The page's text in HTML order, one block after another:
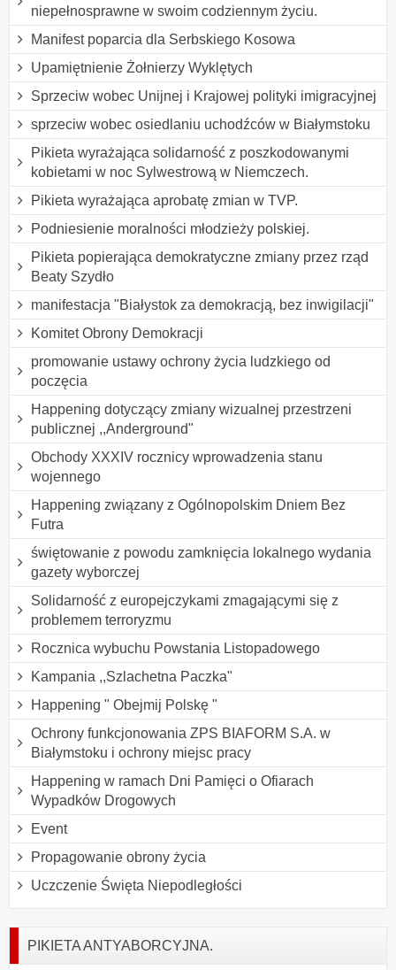
niepełnosprawne w swoim codziennym życiu.
Manifest poparcia dla Serbskiego Kosowa
Upamiętnienie Żołnierzy Wyklętych
Sprzeciw wobec Unijnej i Krajowej polityki imigracyjnej
sprzeciw wobec osiedlaniu uchodźców w Białymstoku
Pikieta wyrażająca solidarność z poszkodowanymi
kobietami w noc Sylwestrową w Niemczech.
Pikieta wyrażająca aprobatę zmian w TVP.
Podniesienie moralności młodzieży polskiej.
Pikieta popierająca demokratyczne zmiany przez rząd
Beaty Szydło
manifestacja "Białystok za demokracją, bez inwigilacji"
Komitet Obrony Demokracji
promowanie ustawy ochrony życia ludzkiego od
poczęcia
Happening dotyczący zmiany wizualnej przestrzeni
publicznej ,,Anderground"
Obchody XXXIV rocznicy wprowadzenia stanu
wojennego
Happening związany z Ogólnopolskim Dniem Bez
Futra
świętowanie z powodu zamknięcia lokalnego wydania
gazety wyborczej
Solidarność z europejczykami zmagającymi się z
problemem terroryzmu
Rocznica wybuchu Powstania Listopadowego
Kampania ,,Szlachetna Paczka"
Happening " Obejmij Polskę "
Ochrony funkcjonowania ZPS BIAFORM S.A. w
Białymstoku i ochrony miejsc pracy
Happening w ramach Dni Pamięci o Ofiarach
Wypadków Drogowych
Event
Propagowanie obrony życia
Uczczenie Święta Niepodległości
PIKIETA ANTYABORCYJNA.